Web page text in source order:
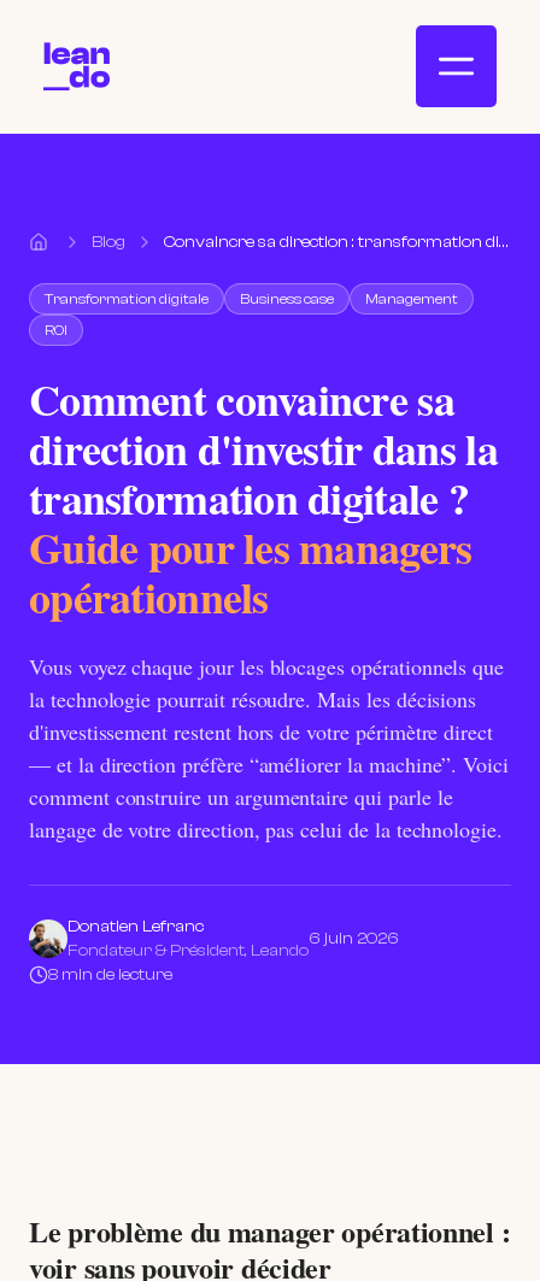
Accueil
Blog Convaincre sa direction : transformation digitale
Transformation digitale Business case
Management
ROI
Comment convaincre sa
direction d'investir dans la
transformation digitale ?
Guide pour les managers
opérationnels
Vous voyez chaque jour les blocages opérationnels que
la technologie pourrait résoudre. Mais les décisions
d'investissement restent hors de votre périmètre direct
— et la direction préfère “améliorer la machine”. Voici
comment construire un argumentaire qui parle le
langage de votre direction, pas celui de la technologie.
Donatien Lefranc
Fondateur & Président, Leando
6 juin 2026
8 min de lecture
Le problème du manager opérationnel :
voir sans pouvoir décider